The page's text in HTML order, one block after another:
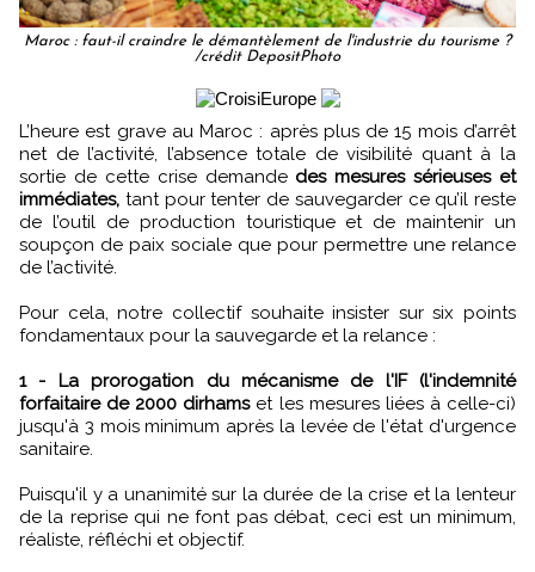
Maroc : faut-il craindre le démantèlement de l'industrie du tourisme ?
/crédit DepositPhoto
L’heure est grave au Maroc : après plus de 15 mois d’arrêt
net de l’activité, l’absence totale de visibilité quant à la
sortie de cette crise demande des mesures sérieuses et
immédiates, tant pour tenter de sauvegarder ce qu’il reste
de l’outil de production touristique et de maintenir un
soupçon de paix sociale que pour permettre une relance
de l’activité.
Pour cela, notre collectif souhaite insister sur six points
fondamentaux pour la sauvegarde et la relance :
1 - La prorogation du mécanisme de l'IF (l'indemnité
forfaitaire de 2000 dirhamset les mesures liées à celle-ci)
jusqu'à 3 mois minimum après la levée de l'état d'urgence
sanitaire.
Puisqu'il y a unanimité sur la durée de la crise et la lenteur
de la reprise qui ne font pas débat, ceci est un minimum,
réaliste, réfléchi et objectif.